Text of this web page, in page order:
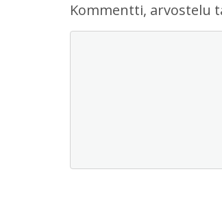
Kommentti, arvostelu